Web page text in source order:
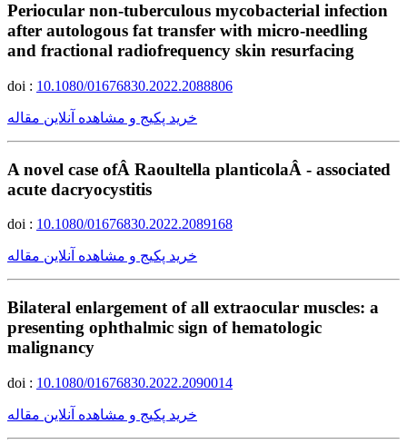
Periocular non-tuberculous mycobacterial infection
after autologous fat transfer with micro-needling
and fractional radiofrequency skin resurfacing
doi : 10.1080/01676830.2022.2088806
خرید پکیج و مشاهده آنلاین مقاله
A novel case ofÂ Raoultella planticolaÂ - associated
acute dacryocystitis
doi : 10.1080/01676830.2022.2089168
خرید پکیج و مشاهده آنلاین مقاله
Bilateral enlargement of all extraocular muscles: a
presenting ophthalmic sign of hematologic
malignancy
doi : 10.1080/01676830.2022.2090014
خرید پکیج و مشاهده آنلاین مقاله